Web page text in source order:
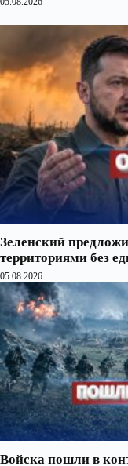
Зеленский
территориями без
05.08.2026
Войска пошли в